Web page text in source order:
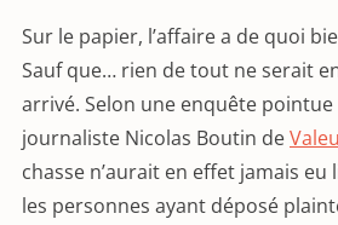
Sur le papier, l’affaire a de quoi
Sauf que… rien de tout ne serait
arrivé. Selon une enquête
journaliste Nicolas Boutin de
chasse n’aurait en effet jamais
les personnes ayant déposé